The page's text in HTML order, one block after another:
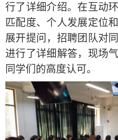
行了详细介绍。在互动
匹配度、个人发展定位
展开提问，招聘团队对
进行了详细解答，现场
同学们的高度认可。